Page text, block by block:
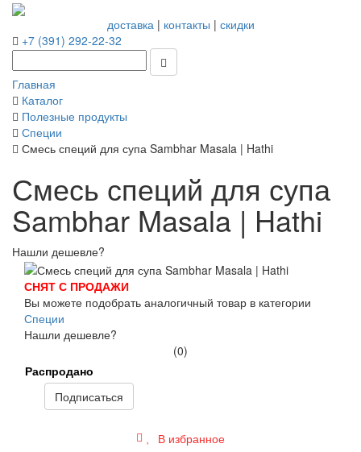
доставка| контакты | скидки
+7 (391) 292-22-32
Главная
Каталог
Полезные продукты
Специи
Смесь специй для супа Sambhar Masala | Hathi
Смесь специй для супа
Sambhar Masala | Hathi
Нашли дешевле?
СНЯТ С ПРОДАЖИ
Вы можете подобрать аналогичный товар в категории
Специи
Нашли дешевле?
(0)
Распродано
Подписаться
В избранное